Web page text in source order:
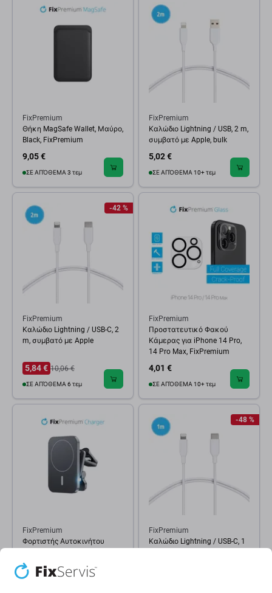
FixPremium
Θήκη MagSafe Wallet, Μαύρο,
Black, FixPremium
9,05 €
ΣΕ ΑΠΌΘΕΜΑ 3 τεμ
FixPremium
Καλώδιο Lightning / USB, 2 m,
συμβατό με Apple, bulk
5,02 €
ΣΕ ΑΠΌΘΕΜΑ 10+ τεμ
-42 %
FixPremium
Καλώδιο Lightning / USB-C, 2
m, συμβατό με Apple
5,84 € 10,06 €
ΣΕ ΑΠΌΘΕΜΑ 6 τεμ
FixPremium
Προστατευτικό Φακού
Κάμερας για iPhone 14 Pro,
14 Pro Max, FixPremium
4,01 €
ΣΕ ΑΠΌΘΕΜΑ 10+ τεμ
FixPremium
Φορτιστής Αυτοκινήτου
FixPremium
16,11 €
-48 %
FixPremium
Καλώδιο Lightning / USB-C, 1